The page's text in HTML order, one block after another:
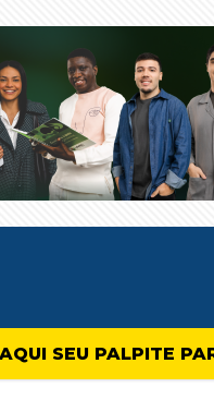
SEU PALPITE